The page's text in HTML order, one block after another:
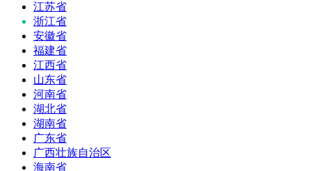
江苏省
浙江省
安徽省
福建省
江西省
山东省
河南省
湖北省
湖南省
广东省
广西壮族自治区
海南省